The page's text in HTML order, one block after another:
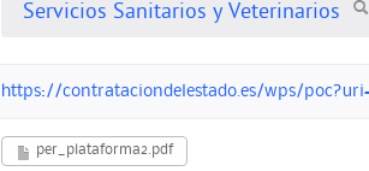
Servicios Sanitarios y Veterinarios
https://contrataciondelestado.es/wps/
per_plataforma2.pdf